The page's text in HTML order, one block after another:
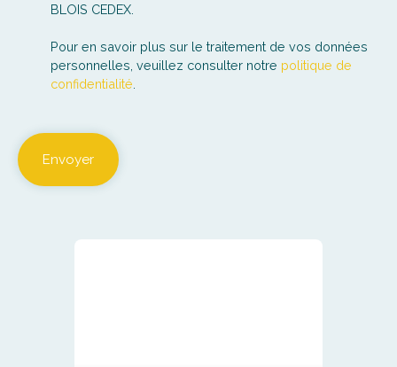
BLOIS CEDEX.
Pour en savoir plus sur le traitement de vos données
personnelles, veuillez consulter notre politique de
confidentialité
Envoyer